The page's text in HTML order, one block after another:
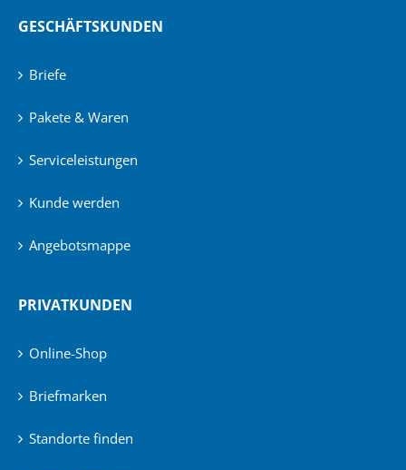
GESCHÄFTSKUNDEN
Briefe
Pakete & Waren
Serviceleistungen
Kunde werden
Angebotsmappe
PRIVATKUNDEN
Online-Shop
Briefmarken
Standorte finden